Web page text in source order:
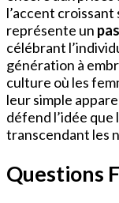
l’accent
représente un
célébrant
génération à
culture où les
leur simple
défend l’idée que
transcendant les
Questions